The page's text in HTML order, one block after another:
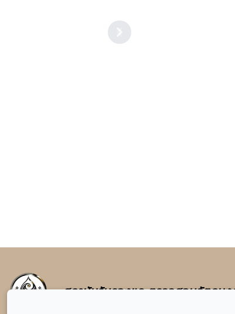
Previous
Next
สถาบันรับรองและตรวจสอบวัตถุมง